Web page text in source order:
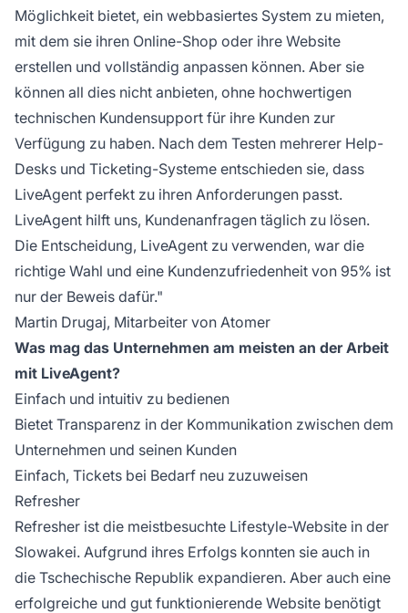
Möglichkeit bietet, ein webbasiertes System zu mieten,
mit dem sie ihren Online-Shop oder ihre Website
erstellen und vollständig anpassen können. Aber sie
können all dies nicht anbieten, ohne hochwertigen
technischen Kundensupport für ihre Kunden zur
Verfügung zu haben. Nach dem Testen mehrerer Help-
Desks und Ticketing-Systeme entschieden sie, dass
LiveAgent perfekt zu ihren Anforderungen passt.
LiveAgent hilft uns, Kundenanfragen täglich zu lösen.
Die Entscheidung, LiveAgent zu verwenden, war die
richtige Wahl und eine Kundenzufriedenheit von 95% ist
nur der Beweis dafür."
Martin Drugaj, Mitarbeiter von Atomer
Was mag das Unternehmen am meisten an der Arbeit
mit LiveAgent?
Einfach und intuitiv zu bedienen
Bietet Transparenz in der Kommunikation zwischen dem
Unternehmen und seinen Kunden
Einfach, Tickets bei Bedarf neu zuzuweisen
Refresher
Refresher ist die meistbesuchte Lifestyle-Website in der
Slowakei. Aufgrund ihres Erfolgs konnten sie auch in
die Tschechische Republik expandieren. Aber auch eine
erfolgreiche und gut funktionierende Website benötigt